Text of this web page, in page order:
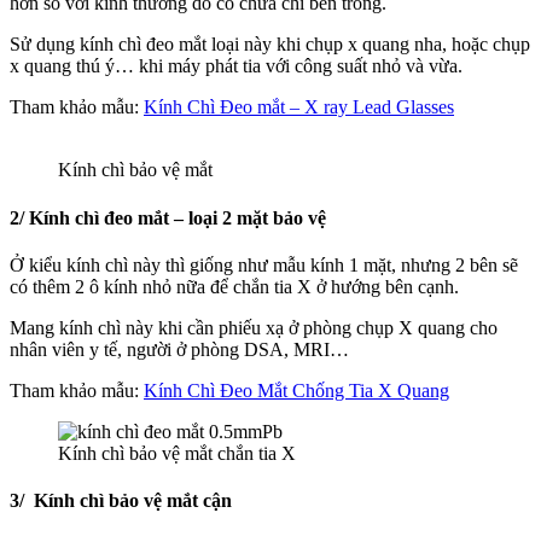
Sử dụng kính chì đeo mắt loại này khi chụp x quang nha, hoặc chụp
x quang thú ý… khi máy phát tia với công suất nhỏ và vừa.
Tham khảo mẫu: Kính Chì Đeo mắt – X ray Lead Glasses
Kính chì bảo vệ mắt
2/ Kính chì đeo mắt – loại 2 mặt bảo vệ
Ở kiểu kính chì này thì giống như mẫu kính 1 mặt, nhưng 2 bên sẽ
có thêm 2 ô kính nhỏ nữa để chắn tia X ở hướng bên cạnh.
Mang kính chì này khi cần phiếu xạ ở phòng chụp X quang cho
nhân viên y tế, người ở phòng DSA, MRI…
Tham khảo mẫu: Kính Chì Đeo Mắt Chống Tia X Quang
Kính chì bảo vệ mắt chắn tia X
3/ Kính chì bảo vệ mắt cận